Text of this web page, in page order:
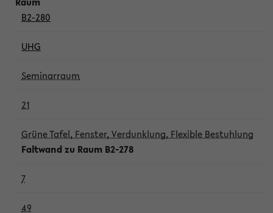
B2-280
UHG
Seminarraum
21
Grüne Tafel, Fenster, Verdunklung, Flexible Bestuhlung
Faltwand zu Raum B2-278
7
49